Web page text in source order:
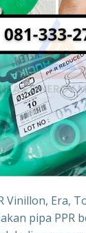
Vinillon, Era,
pipa PPR